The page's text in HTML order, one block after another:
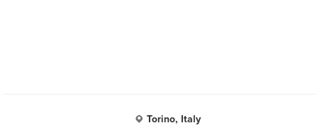
Torino, Italy